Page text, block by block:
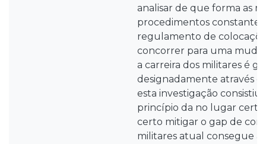
analisar de que forma as
procedimentos constantes
regulamento de
concorrer para uma
a carreira dos militares é
designadamente através
esta investigação
princípio da no lugar
certo mitigar o gap de
militares atual consegue